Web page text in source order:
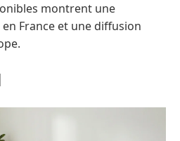
montrent une
France et une diffusion